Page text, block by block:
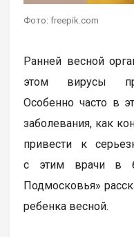
Фото: freepik.com
Ранней весной
этом вирусы
Особенно часто в
заболевания, как
привести к
с этим врачи в
Подмосковья»
ребенка весной.